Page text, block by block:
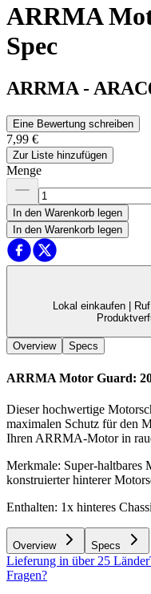
ARRMA
Spec
ARRMA -
Eine Bewertung schreiben
7,99 €
Zur Liste hinzufügen
Menge
In den Warenkorb legen
In den Warenkorb legen
Lokal einkaufen |
Overview Specs
ARRMA Motor Guard:
Dieser hochwertige
maximalen Schutz für den
Ihren ARRMA-Motor in
Merkmale: Super-haltbares
konstruierter hinterer
Enthalten: 1x hinteres
Overview Specs
Lieferung in über 25 Länder
Fragen?